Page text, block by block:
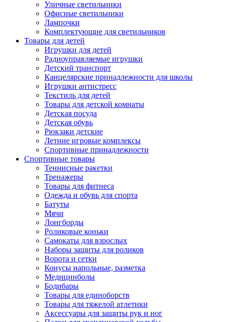
Уличные светильники
Офисные светильники
Лампочки
Комплектующие для светильников
Товары для детей
Игрушки для детей
Радиоуправляемые игрушки
Детский транспорт
Канцелярские принадлежности для школы
Игрушки антистресс
Текстиль для детей
Товары для детской комнаты
Детская посуда
Детская обувь
Рюкзаки детские
Летние игровые комплексы
Спортивные принадлежности
Спортивные товары
Теннисные ракетки
Тренажеры
Товары для фитнеса
Одежда и обувь для спорта
Батуты
Мячи
Лонгборды
Роликовые коньки
Самокаты для взрослых
Наборы защиты для роликов
Ворота и сетки
Конусы напольные, разметка
Медицинболы
Бодибары
Товары для единоборств
Товары для тяжелой атлетики
Аксессуары для защиты рук и ног